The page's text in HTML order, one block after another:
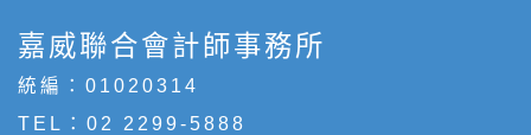
嘉威聯合會計師事務所
統編：01020314
TEL： 02 2299-5888